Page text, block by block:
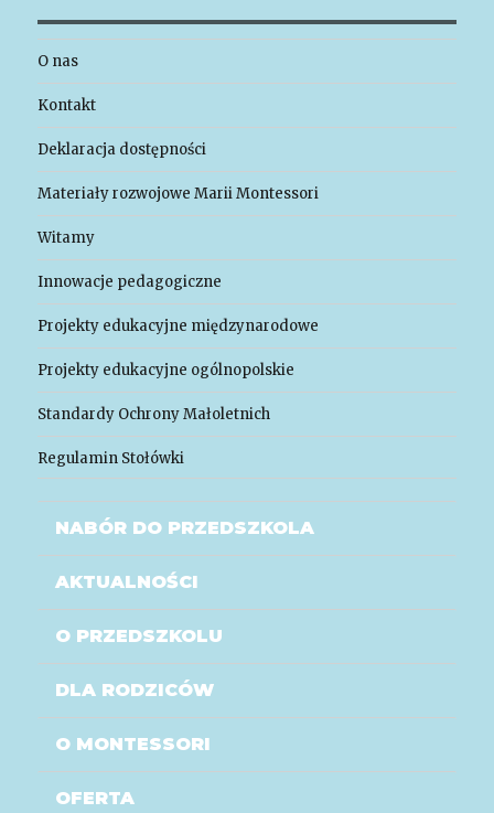
O nas
Kontakt
Deklaracja dostępności
Materiały rozwojowe Marii Montessori
Witamy
Innowacje pedagogiczne
Projekty edukacyjne międzynarodowe
Projekty edukacyjne ogólnopolskie
Standardy Ochrony Małoletnich
Regulamin Stołówki
NABÓR DO PRZEDSZKOLA
AKTUALNOŚCI
O PRZEDSZKOLU
DLA RODZICÓW
O MONTESSORI
OFERTA